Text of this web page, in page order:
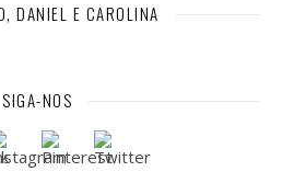
DANIEL E CAROLINA
SIGA-NOS